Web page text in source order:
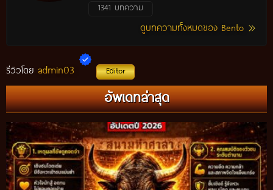
1341 บทความ
ดูบทความทั้งหมดของ Bento
รีวิวโดย admin03 Editor
อัพเดทล่าสุด